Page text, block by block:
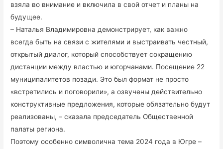
взяла во внимание и включила в свой отчет и планы на
будущее.
– Наталья Владимировна демонстрирует, как важно
всегда быть на связи с жителями и выстраивать честный,
открытый диалог, который способствует сокращению
дистанции между властью и югорчанами. Посещение 22
муниципалитетов позади. Это был формат не просто
«встретились и поговорили», а озвучены действительно
конструктивные предложения, которые обязательно будут
реализованы, – сказала председатель Общественной
палаты региона.
Поэтому особенно символична тема 2024 года в Югре –